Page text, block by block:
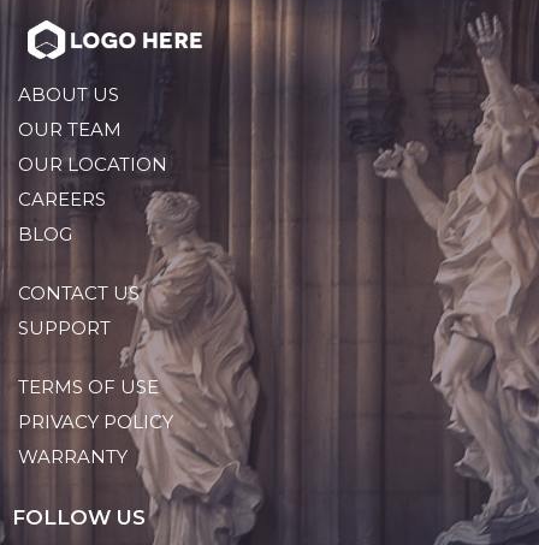
ABOUT US
OUR TEAM
OUR LOCATION
CAREERS
BLOG
CONTACT US
SUPPORT
TERMS OF USE
PRIVACY POLICY
WARRANTY
FOLLOW US